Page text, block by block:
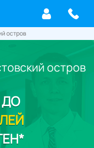
остров
остров